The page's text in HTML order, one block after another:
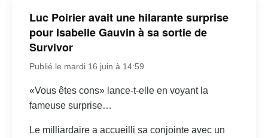
Luc Poirier avait une hilarante surprise
pour Isabelle Gauvin à sa sortie de
Survivor
Publié le mardi 16 juin à 14:59
«Vous êtes cons» lance-t-elle en voyant la
fameuse surprise…
Le milliardaire a accueilli sa conjointe avec un